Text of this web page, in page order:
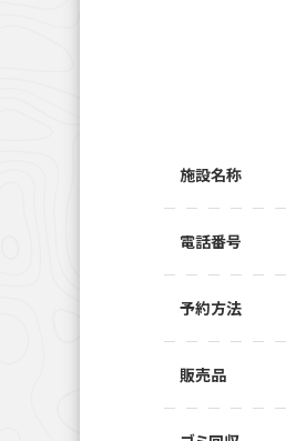
施設名称
電話番号
予約方法
販売品